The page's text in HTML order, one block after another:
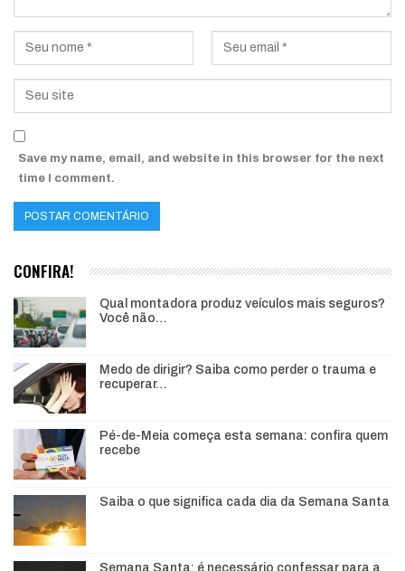
Save my name, email, and website in this browser for the next
time I comment.
CONFIRA!
Qual montadora produz veículos mais seguros?
Você não…
Medo de dirigir? Saiba como perder o trauma e
recuperar…
Pé-de-Meia começa esta semana: confira quem
recebe
Saiba o que significa cada dia da Semana Santa
Semana Santa: é necessário confessar para a